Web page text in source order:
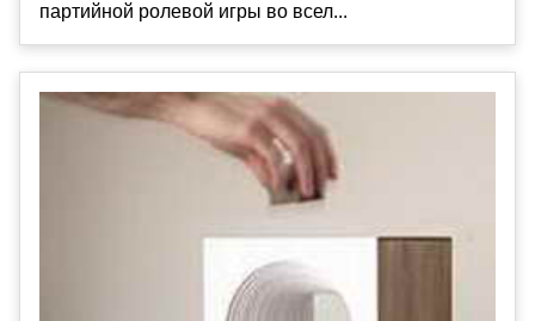
партийной ролевой игры во всел...